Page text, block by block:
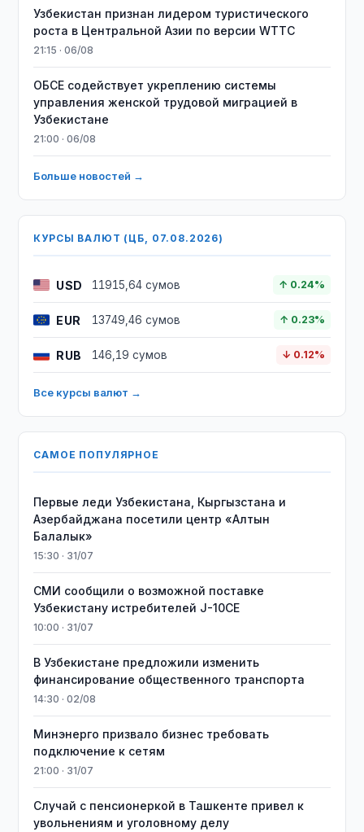
Узбекистан признан лидером туристического
роста в Центральной Азии по версии WTTC
21:15 · 06/08
ОБСЕ содействует укреплению системы
управления женской трудовой миграцией в
Узбекистане
21:00 · 06/08
Больше новостей →
КУРСЫ ВАЛЮТ (ЦБ, 07.08.2026)
USD 11915,64 сумов ↑ 0.24%
EUR 13749,46 сумов ↑ 0.23%
RUB 146,19 сумов ↓ 0.12%
Все курсы валют →
САМОЕ ПОПУЛЯРНОЕ
Первые леди Узбекистана, Кыргызстана и
Азербайджана посетили центр «Алтын
Балалык»
15:30 · 31/07
СМИ сообщили о возможной поставке
Узбекистану истребителей J-10CE
10:00 · 31/07
В Узбекистане предложили изменить
финансирование общественного транспорта
14:30 · 02/08
Минэнерго призвало бизнес требовать
подключение к сетям
21:00 · 31/07
Случай с пенсионеркой в Ташкенте привел к
увольнениям и уголовному делу